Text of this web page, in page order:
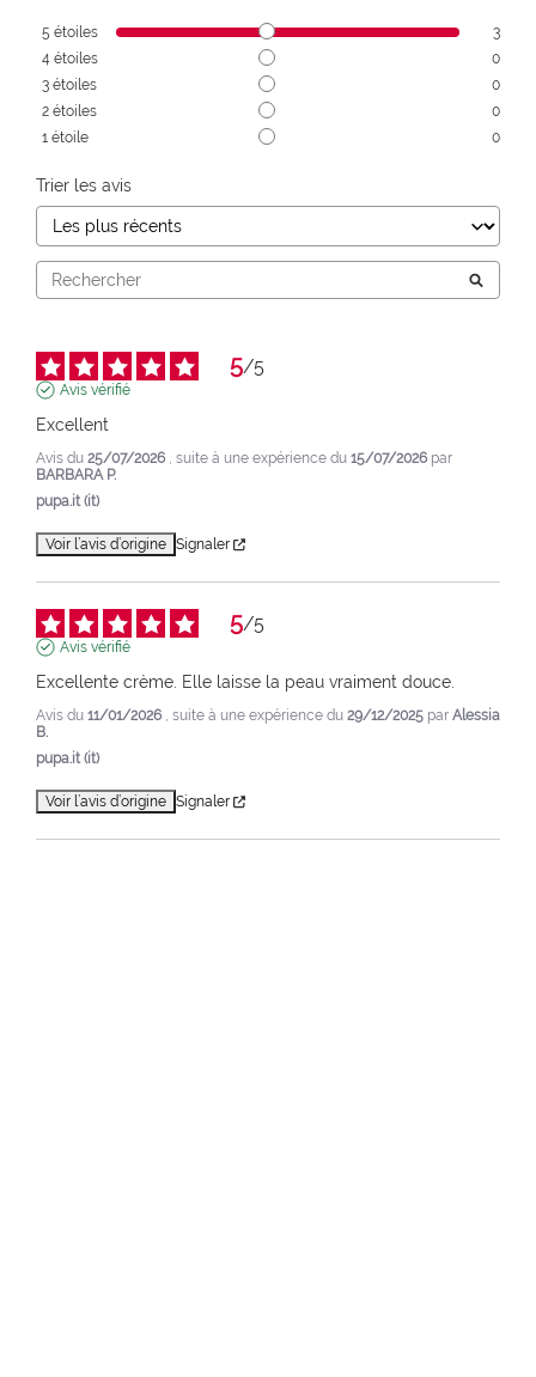
5 étoiles
3
4 étoiles
0
3 étoiles
0
2 étoiles
0
1 étoile 0
Trier les avis
5/5
Avis vérifié
Excellent
Avis du 25/07/2026 , suite à une expérience du 15/07/2026 par
BARBARA P.
pupa.it (it)
Voir l’avis d’origine Signaler
5/5
Avis vérifié
Excellente crème. Elle laisse la peau vraiment douce.
Avis du 11/01/2026 , suite à une expérience du 29/12/2025 par Alessia
B.
pupa.it (it)
Voir l’avis d’origine Signaler